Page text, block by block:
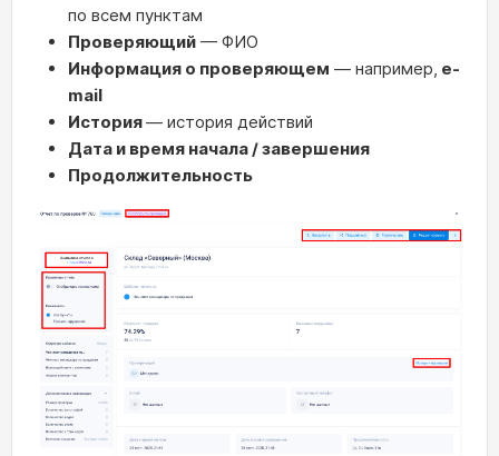
по всем пунктам
Проверяющий — ФИО
Информация о проверяющем — например, e-
mail
История— история действий
Дата и время начала / завершения
Продолжительность